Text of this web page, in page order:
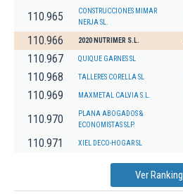
110.965
CONSTRUCCIONES MIMAR
NERJA SL.
110.966 2020 NUTRIMER S.L.
110.967 QUIQUE GARNES SL
110.968 TALLERES CORELLA SL
110.969 MAXMETAL CALVIA S.L.
110.970
PLANA ABOGADOS &
ECONOMISTAS SLP.
110.971 XIEL DECO-HOGAR SL
Ver